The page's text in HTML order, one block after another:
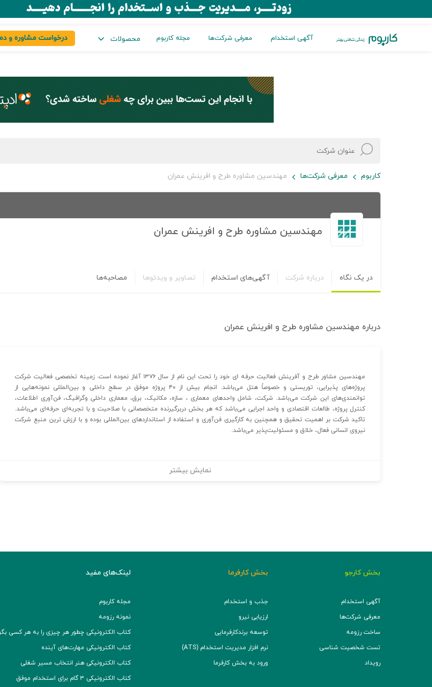
آگهی استخدام معرفی شرکت‌ها مجله کاربوم محصولات درخواست مشاوره و
کاربوم معرفی شرکت‌ها مهندسین مشاوره طرح و افرینش عمران
مهندسین مشاوره طرح و افرینش عمران
در یک نگاه درباره شرکت آگهی‌های استخدام تصاویر و ویدئوها مصاحبه‌ها
درباره مهندسین مشاوره طرح و افرینش عمران
مهندسین مشاور طرح و آفرینش فعالیت حرفه ای خود را تحت این نام از سال ۱۳۷۶ آغاز نموده است. زمینه تخصصی فعالیت شرکت
پروژه‌های پذیرایی، توریستی و خصوصاً هتل می‌باشد. انجام بیش از ۴۰ پروژه موفق در سطح داخلی و بین‌المللی نمونه‌هایی از
توانمندی‌های این شرکت می‌باشد. شرکت، شامل واحدهای معماری ، سازه، مکانیک، برق، معماری داخلی وگرافیگ، فن‌آوری اطلاعات،
کنترل پروژه، طالعات اقتصادی و واحد اجرایی می‌باشد که هر بخش دربرگیرنده متخصصانی با صلاحیت و با تجربه‌ای حرفه‌ای می‌باشد.
تاکید شرکت بر اهمیت تحقیق و همچنین به کارگیری فن‌آوری و استفاده از استانداردهای بین‌المللی بوده و با ارزش ترین منبع شرکت
نیروی انسانی فعال، خلاق و مسئولیت‌پذیر می‌باشد.
نمایش بیشتر
بخش کارجو
آگهی استخدام
معرفی شرکت‌ها
ساخت رزومه
تست شخصیت شناسی
رویداد
بخش کارفرما
جذب و استخدام
ارزیابی نیرو
توسعه برند‌کارفرمایی
نرم افزار مدیریت استخدام (ATS)
ورود به بخش کارفرما
لینک‌های مفید
مجله کاربوم
نمونه رزومه
کتاب الکترونیکی چطور هر چیزی را به هر کسی
کتاب الکترونیکی مهارت‌های آینده
کتاب الکترونیکی هنر انتخاب مسیر شغلی
کتاب الکترونیکی ۳ گام برای استخدام موفق